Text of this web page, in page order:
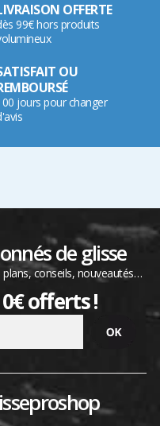
OFFERTE
99€ hors produits
OU
jours pour changer
de glisse
conseils, nouveautés…
offerts !